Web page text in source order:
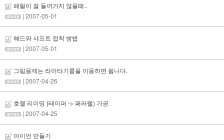
페럴이 잘 들어가지 않을때..
| 2007-05-01
헤드와 샤프트 접착 방법
| 2007-05-01
그립용제는 라이타기름을 이용하면 됩니다.
| 2007-04-26
호젤 리이밍 (테이퍼 -> 패러랠) 가공
| 2007-04-25
아이언 만들기